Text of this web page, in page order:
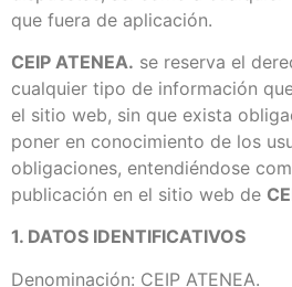
que fuera de aplicación.
CEIP ATENEA. se reserva el
cualquier tipo de información
el sitio web, sin que exista
poner en conocimiento de los
obligaciones, entendiéndose
publicación en el sitio web de
1. DATOS IDENTIFICATIVOS
Denominación: CEIP ATENEA.